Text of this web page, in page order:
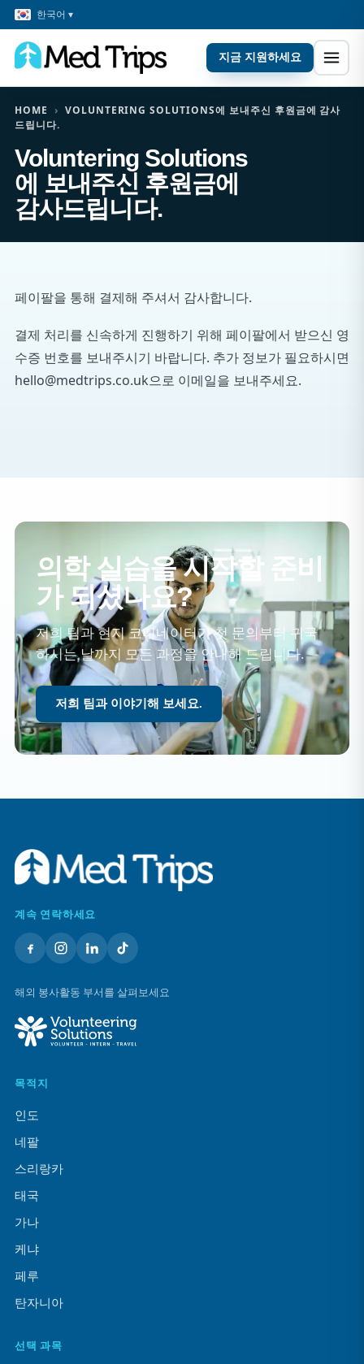
한국어 ▾
지금 지원하세요
HOME › VOLUNTERING SOLUTIONS에 보내주신 후원금에 감사
드립니다.
Voluntering Solutions
에 보내주신 후원금에
감사드립니다.
페이팔을 통해 결제해 주셔서 감사합니다.
결제 처리를 신속하게 진행하기 위해 페이팔에서 받으신 영
수증 번호를 보내주시기 바랍니다. 추가 정보가 필요하시면
hello@medtrips.co.uk으로 이메일을 보내주세요.
의학 실습을 시작할 준비
가 되셨나요?
저희 팀과 현지 코디네이터가 첫 문의부터 귀국
하시는 날까지 모든 과정을 안내해 드립니다.
저희 팀과 이야기해 보세요.
계속 연락하세요
해외 봉사활동 부서를 살펴보세요
목적지
인도
네팔
스리랑카
태국
가나
케냐
페루
탄자니아
선택 과목